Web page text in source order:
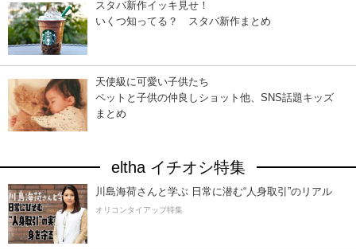
スタバ新作イッキ見せ！
いくつ知ってる？ スタバ新作まとめ
天使級に可愛い子供たち
ペットと子供の仲良しショット他、SNS話題キッズ
まとめ
eltha イチオシ特集
川島海荷さんと学ぶ 日常に潜む“人身取引”のリアル
オリコンタイアップ特集